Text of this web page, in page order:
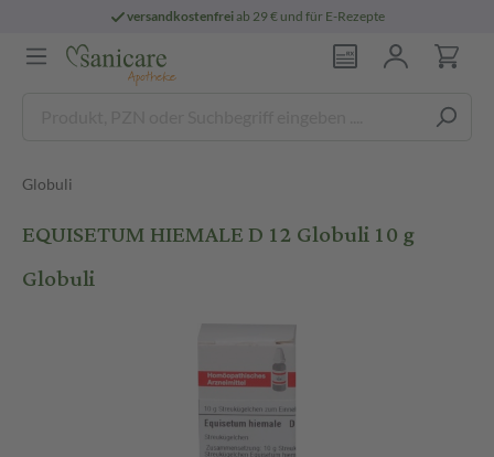
versandkostenfreiab 29 € und für E-Rezepte
Globuli
EQUISETUM HIEMALE D 12 Globuli 10 g
Globuli